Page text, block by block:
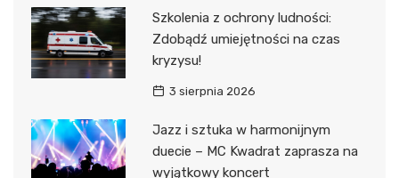
Szkolenia z ochrony ludności:
Zdobądź umiejętności na czas
kryzysu!
3 sierpnia 2026
Jazz i sztuka w harmonijnym
duecie – MC Kwadrat zaprasza na
wyjątkowy koncert